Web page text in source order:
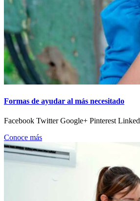
Formas de ayudar al más necesitado
Facebook Twitter Google+ Pinterest
Conoce más